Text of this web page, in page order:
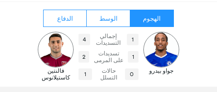
الهجوم الوسط الدفاع
جواو بيدرو
1
إجمالي
التسديدات
4
1
تسديدات
على المرمى
2
0
حالات
التسلل
1
فالنتين
كاستيلانوس